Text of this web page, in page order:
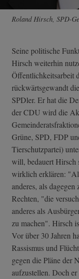
Roland Hirsch, SPD-
Seine politische
Hirsch weiterhin
Öffentlichkeitsarbeit
rückwärtsgewandt
SPDler. Er hat die
der CDU wird die
Grüne, SPD, FDP
Tierschutzpartei)
will, bedauert Hirsch
wirklich erklären:
anderes, als
Rechten, "die
anderes als
zu machen". Hirsch
Vor über 30 Jahren
Rassismus und
gegen die Pläne der
aufzustellen. Doch